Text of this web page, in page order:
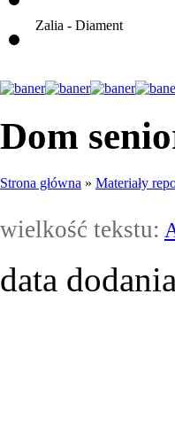
Zalia - Diament
Dom
Strona główna » Materiały
wielkość tekstu:
data